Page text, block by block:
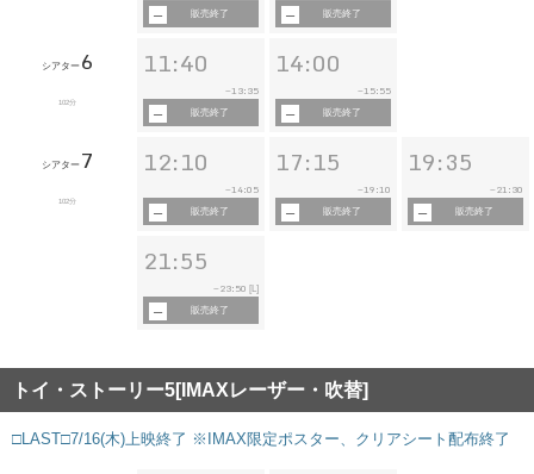
販売終了
販売終了
シアター 6
102分
11:40
~ 13:35
販売終了
14:00
~ 15:55
販売終了
シアター 7
102分
12:10
~ 14:05
販売終了
17:15
~ 19:10
販売終了
19:35
~ 21:30
販売終了
21:55
~ 23:50 [L]
販売終了
トイ・ストーリー5[IMAXレーザー・吹替]
□LAST□7/16(木)上映終了 ※IMAX限定ポスター、クリアシート配布終了